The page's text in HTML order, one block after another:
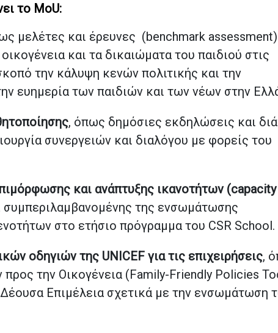
το MoU:
μελέτες και έρευνες (benchmark assessment)
και τα δικαιώματα του παιδιού στις
την κάλυψη κενών πολιτικής και την
ευημερία των παιδιών και των νέων στην
, όπως δημόσιες εκδηλώσεις και
συνεργειών και διαλόγου με φορείς του
και ανάπτυξης ικανοτήτων (capacity
συμπεριλαμβανομένης της ενσωμάτωσης
στο ετήσιο πρόγραμμα του CSR School.
οδηγιών της UNICEF για τις επιχειρήσεις,
την Οικογένεια (Family-Friendly Policies
Δέουσα Επιμέλεια σχετικά με την ενσωμάτωση